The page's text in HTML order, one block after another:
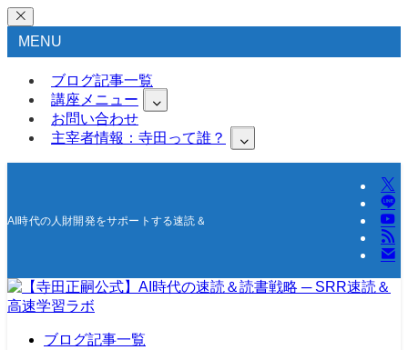
MENU
ブログ記事一覧
講座メニュー
お問い合わせ
主宰者情報：寺田って誰？
AI時代の人財開発をサポートする速読＆高速学習の研究所
ブログ記事一覧